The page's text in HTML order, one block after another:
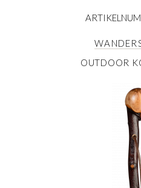
OUTDOOR